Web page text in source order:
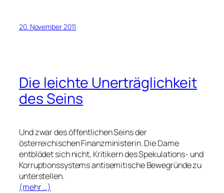
20. November 2011
Die leichte Unerträglichkeit
des Seins
Und zwar des öffentlichen Seins der
österreichischen Finanzministerin. Die Dame
entblödet sich nicht, Kritikern des Spekulations- und
Korruptionssystems antisemitische Bewegründe zu
unterstellen.
(mehr …)